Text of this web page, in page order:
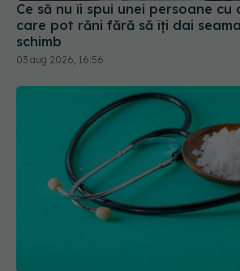
Ce să nu îi spui unei persoane cu
care pot răni fără să îți dai
schimb
03 aug 2026, 16:56